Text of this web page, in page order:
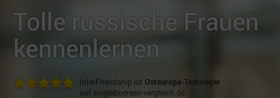
Tolle russische Frauen
kennenlernen
InterFriendship ist Osteuropa-Testsieger
auf singleboersen-vergleich.de